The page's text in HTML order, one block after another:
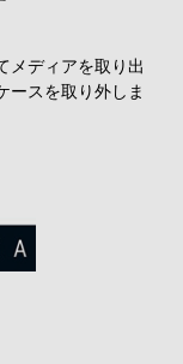
メディアを取り出
ースを取り外しま